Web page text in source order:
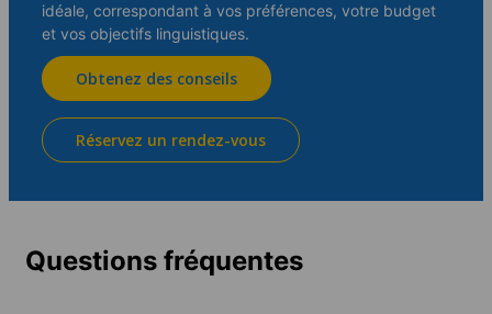
idéale, correspondant à vos préférences, votre budget
et vos objectifs linguistiques.
Obtenez des conseils
Réservez un rendez-vous
Questions fréquentes